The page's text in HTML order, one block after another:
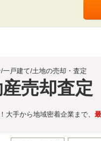
一戸建て/土地の売却・査定
売却査定
大手から地域密着企業まで、